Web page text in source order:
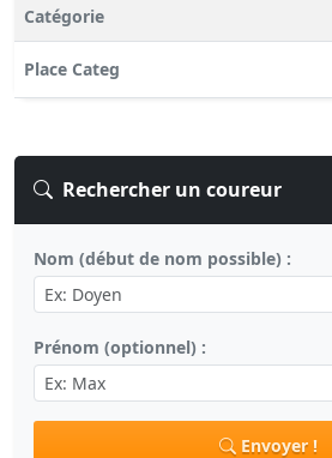
Catégorie
Place Categ
Rechercher un coureur
Nom (début de nom possible) :
Prénom (optionnel) :
Envoyer !